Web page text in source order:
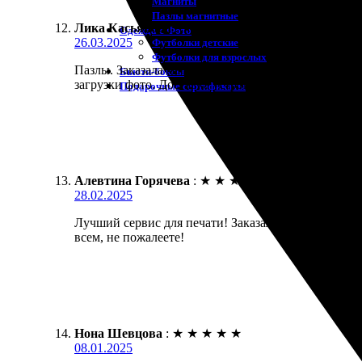
Пазлы магнитные
Одежда с Фото
Футболки детские
Футболки для взрослых
Бьюти-боксы
Подарочные сертификаты
Лика Касьянова : ★
26.03.2025
Пазлы. Заказала магнитные пазлы для подарка.
загрузки фото. Доставка устроила, пришли
Алевтина Горячева : ★ ★ ★
28.02.2025
Лучший сервис для печати! Заказала магнитные
всем, не пожалеете!
Нона Шевцова : ★ ★ ★ ★ ★
08.01.2025